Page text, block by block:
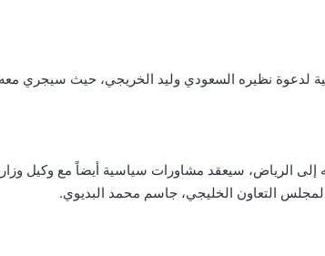
لدعوة نظيره السعودي وليد الخريجي، حيث سيجري
الرياض، سيعقد مشاورات سياسية أيضاً مع وكيل
التعاون الخليجي، جاسم محمد البديوي.